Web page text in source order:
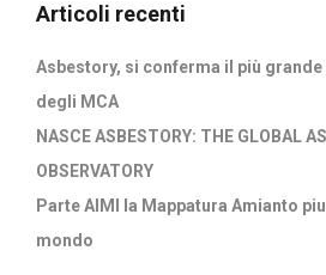
Articoli recenti
Asbestory, si conferma il più
degli MCA
NASCE ASBESTORY: THE GLOBAL
OBSERVATORY
Parte AIMI la Mappatura Amianto
mondo